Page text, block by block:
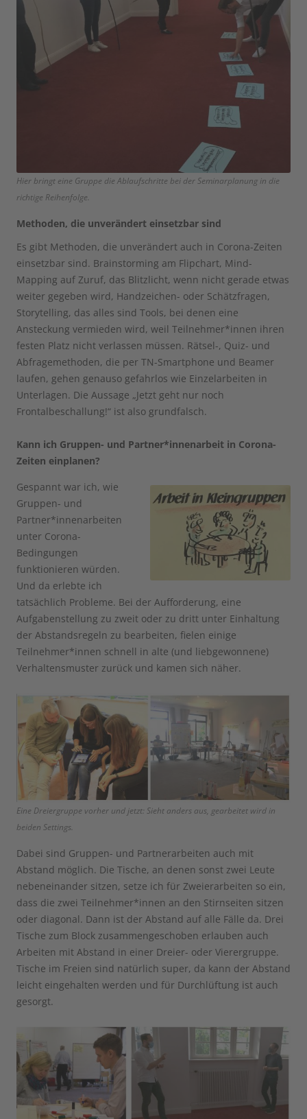
Hier bringt eine Gruppe die Ablaufschritte bei der Seminarplanung in die
richtige Reihenfolge.
Methoden, die unverändert einsetzbar sind
Es gibt Methoden, die unverändert auch in Corona-Zeiten
einsetzbar sind. Brainstorming am Flipchart, Mind-
Mapping auf Zuruf, das Blitzlicht, wenn nicht gerade etwas
weiter gegeben wird, Handzeichen- oder Schätzfragen,
Storytelling, das alles sind Tools, bei denen eine
Ansteckung vermieden wird, weil Teilnehmer*innen ihren
festen Platz nicht verlassen müssen. Rätsel-, Quiz- und
Abfragemethoden, die per TN-Smartphone und Beamer
laufen, gehen genauso gefahrlos wie Einzelarbeiten in
Unterlagen. Die Aussage „Jetzt geht nur noch
Frontalbeschallung!“ ist also grundfalsch.
Kann ich Gruppen- und Partner*innenarbeit in Corona-
Zeiten einplanen?
Gespannt war ich, wie
Gruppen- und
Partner*innenarbeiten
unter Corona-
Bedingungen
funktionieren würden.
Und da erlebte ich
tatsächlich Probleme. Bei der Aufforderung, eine
Aufgabenstellung zu zweit oder zu dritt unter Einhaltung
der Abstandsregeln zu bearbeiten, fielen einige
Teilnehmer*innen schnell in alte (und liebgewonnene)
Verhaltensmuster zurück und kamen sich näher.
Eine Dreiergruppe vorher und jetzt: Sieht anders aus, gearbeitet wird in
beiden Settings.
Dabei sind Gruppen- und Partnerarbeiten auch mit
Abstand möglich. Die Tische, an denen sonst zwei Leute
nebeneinander sitzen, setze ich für Zweierarbeiten so ein,
dass die zwei Teilnehmer*innen an den Stirnseiten sitzen
oder diagonal. Dann ist der Abstand auf alle Fälle da. Drei
Tische zum Block zusammengeschoben erlauben auch
Arbeiten mit Abstand in einer Dreier- oder Vierergruppe.
Tische im Freien sind natürlich super, da kann der Abstand
leicht eingehalten werden und für Durchlüftung ist auch
gesorgt.